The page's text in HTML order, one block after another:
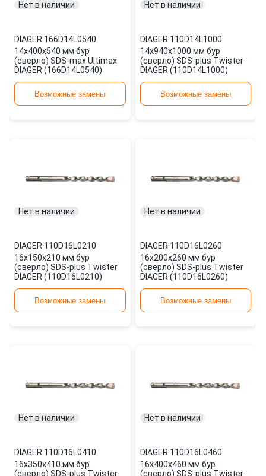
Нет в наличии
DIAGER·166D14L0540
14х400х540 мм бур
(сверло) SDS-max Ultimax
DIAGER (166D14L0540)
Возможные замены
Нет в наличии
DIAGER·110D14L1000
14х940х1000 мм бур
(сверло) SDS-plus Twister
DIAGER (110D14L1000)
Возможные замены
Нет в наличии
DIAGER·110D16L0210
16х150х210 мм бур
(сверло) SDS-plus Twister
DIAGER (110D16L0210)
Возможные замены
Нет в наличии
DIAGER·110D16L0260
16х200х260 мм бур
(сверло) SDS-plus Twister
DIAGER (110D16L0260)
Возможные замены
Нет в наличии
DIAGER·110D16L0410
16х350х410 мм бур
(сверло) SDS-plus Twister
Нет в наличии
DIAGER·110D16L0460
16х400х460 мм бур
(сверло) SDS-plus Twister